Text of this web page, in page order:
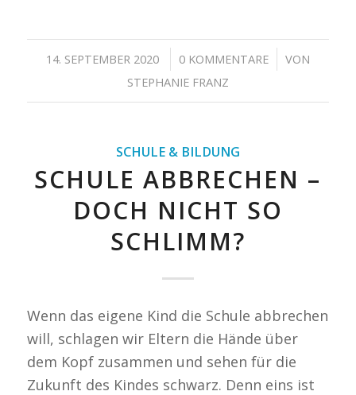
14. SEPTEMBER 2020
/ 0 KOMMENTARE
/
VON
STEPHANIE FRANZ
SCHULE & BILDUNG
SCHULE ABBRECHEN –
DOCH NICHT SO
SCHLIMM?
Wenn das eigene Kind die Schule abbrechen
will, schlagen wir Eltern die Hände über
dem Kopf zusammen und sehen für die
Zukunft des Kindes schwarz. Denn eins ist